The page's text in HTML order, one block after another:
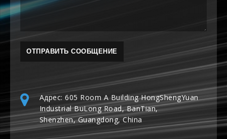
Адрес: 605 Room A Building HongShengYuan
Industrial BuLong Road, BanTian,
Shenzhen, Guangdong, China